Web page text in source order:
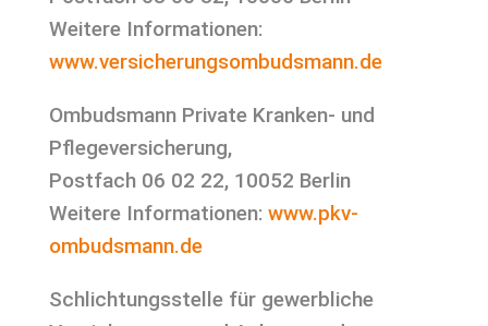
Weitere Informationen:
www.versicherungsombudsmann.de
Ombudsmann Private Kranken- und
Pflegeversicherung,
Postfach 06 02 22, 10052 Berlin
Weitere Informationen: www.pkv-
ombudsmann.de
Schlichtungsstelle für gewerbliche